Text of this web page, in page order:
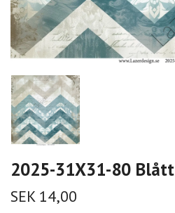
2025-31X31-80 Blått
SEK 14,00